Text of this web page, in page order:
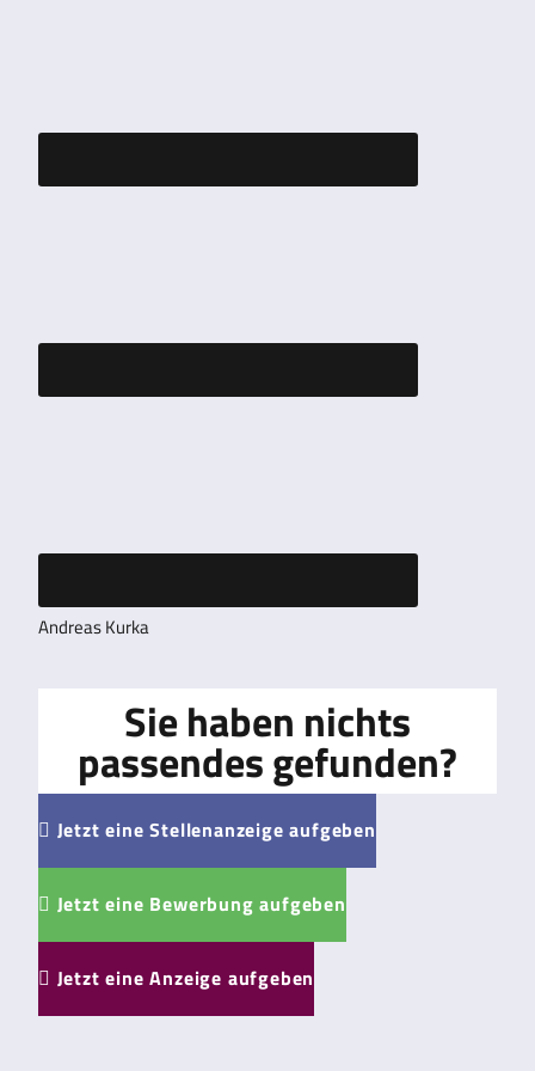
Andreas Kurka
Sie haben nichts
passendes gefunden?
 Jetzt eine Stellenanzeige aufgeben
 Jetzt eine Bewerbung aufgeben
 Jetzt eine Anzeige aufgeben